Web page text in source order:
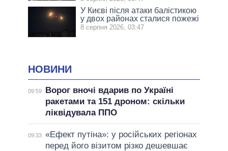
У Києві після атаки балістикою
у двох районах сталися пожежі
8 серпня 2026, 03:47
НОВИНИ
09:59
Ворог вночі вдарив по Україні
ракетами та 151 дроном: скільки
ліквідувала ППО
09:33 «Ефект путіна»: у російських регіонах
перед його візитом різко дешевшає